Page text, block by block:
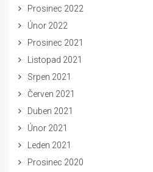
Prosinec 2022
Únor 2022
Prosinec 2021
Listopad 2021
Srpen 2021
Červen 2021
Duben 2021
Únor 2021
Leden 2021
Prosinec 2020